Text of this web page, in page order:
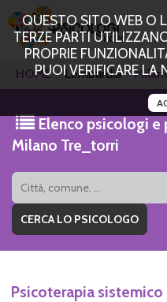
QUESTO SITO WEB O
TERZE PARTI
PROPRIE
PUOI VERIFICARE LA
HOME Lombardia
Elenco psicologi
Milano Tre_torri
Psicoterapia